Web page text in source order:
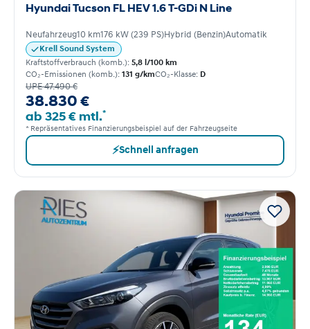
Hyundai Tucson FL HEV 1.6 T-GDi N Line
Neufahrzeug10 km176 kW (239 PS)Hybrid (Benzin)Automatik
Krell Sound System
Kraftstoffverbrauch (komb.): 5,8 l/100 km
CO₂-Emissionen (komb.): 131 g/kmCO₂-Klasse: D
UPE 47.490 €
38.830 €
ab 325 € mtl.*
* Repräsentatives Finanzierungsbeispiel auf der Fahrzeugseite
⚡Schnell anfragen